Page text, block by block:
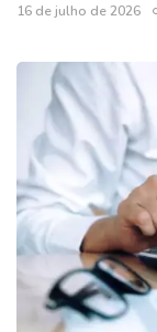
16 de julho de 2026